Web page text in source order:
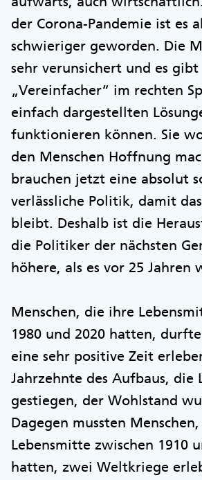
der Corona-Pandemie ist es
schwieriger geworden. Die
sehr verunsichert und es gibt
„Vereinfacher“ im rechten
einfach dargestellten
funktionieren können. Sie
den Menschen Hoffnung
brauchen jetzt eine absolut
verlässliche Politik, damit
bleibt. Deshalb ist die
die Politiker der nächsten
höhere, als es vor 25 Jahren
Menschen, die ihre
1980 und 2020 hatten,
eine sehr positive Zeit
Jahrzehnte des Aufbaus, die
gestiegen, der Wohlstand
Dagegen mussten
Lebensmitte zwischen 1910
hatten, zwei Weltkriege